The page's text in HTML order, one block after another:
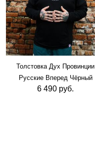
Толстовка Дух Провинции
Русские Вперед Чёрный
6 490 руб.